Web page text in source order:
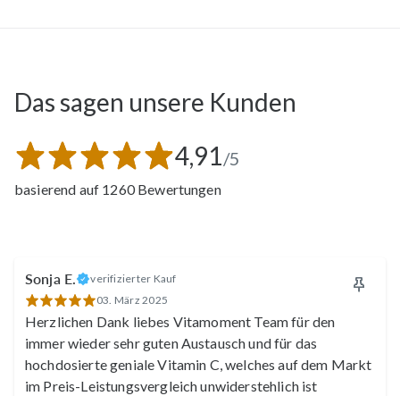
Das sagen unsere Kunden
4,91/5
basierend auf 1260 Bewertungen
Sonja E.
verifizierter Kauf
03. März 2025
Herzlichen Dank liebes Vitamoment Team für den
immer wieder sehr guten Austausch und für das
hochdosierte geniale Vitamin C, welches auf dem Markt
im Preis-Leistungsvergleich unwiderstehlich ist